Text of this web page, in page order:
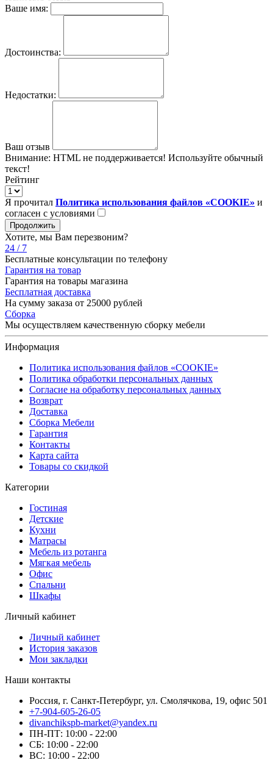
Ваше имя:
Достоинства:
Недостатки:
Ваш отзыв
Внимание: HTML не поддерживается! Используйте обычный
текст!
Рейтинг
Я прочитал Политика использования файлов «COOKIE» и
согласен с условиями
Продолжить
Хотите, мы Вам перезвоним?
24 / 7
Бесплатные консультации по телефону
Гарантия на товар
Гарантия на товары магазина
Бесплатная доставка
На сумму заказа от 25000 рублей
Сборка
Мы осуществляем качественную сборку мебели
Информация
Политика использования файлов «COOKIE»
Политика обработки персональных данных
Согласие на обработку персональных данных
Возврат
Доставка
Сборка Мебели
Гарантия
Контакты
Карта сайта
Товары со скидкой
Категории
Гостиная
Детские
Кухни
Матрасы
Мебель из ротанга
Мягкая мебель
Офис
Спальни
Шкафы
Личный кабинет
Личный кабинет
История заказов
Мои закладки
Наши контакты
Россия, г. Санкт-Петербург, ул. Смолячкова, 19, офис 501
+7-904-605-26-05
divanchikspb-market@yandex.ru
ПН-ПТ: 10:00 - 22:00
СБ: 10:00 - 22:00
ВС: 10:00 - 22:00